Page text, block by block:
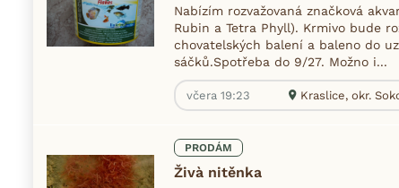
Nabízím rozvažovaná značková
Rubin a Tetra Phyll). Krmivo bude
chovatelských balení a baleno do
sáčků.Spotřeba do 9/27. Možno i...
včera 19:23 Kraslice, okr.
PRODÁM
Živà nitěnka